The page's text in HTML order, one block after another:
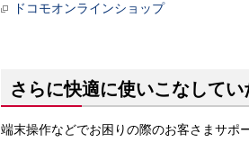
ドコモオンラインショップ
さらに快適に使いこなして
端末操作などでお困りの際のお客さまサポ